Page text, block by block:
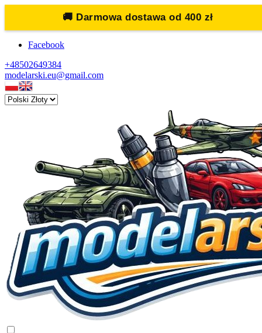
🚚 Darmowa dostawa od 400 zł
Facebook
+48502649384
modelarski.eu@gmail.com